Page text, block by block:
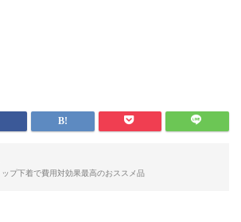
プ下着で費用対効果最高のおススメ品